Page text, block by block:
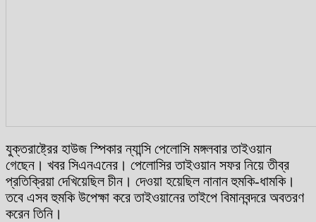
যুক্তরাষ্ট্রের হাউজ স্পিকার ন্যান্সি পেলোসি মঙ্গলবার তাইওয়ান
গেছেন। খবর সিএনএনের। পেলোসির তাইওয়ান সফর নিয়ে তীব্র
প্রতিক্রিয়া দেখিয়েছিল চীন। দেওয়া হয়েছিল নানান হুমকি-ধামকি।
তবে এসব হুমকি উপেক্ষা করে তাইওয়ানের তাইপে বিমানবন্দরে অবতরণ
করেন তিনি।